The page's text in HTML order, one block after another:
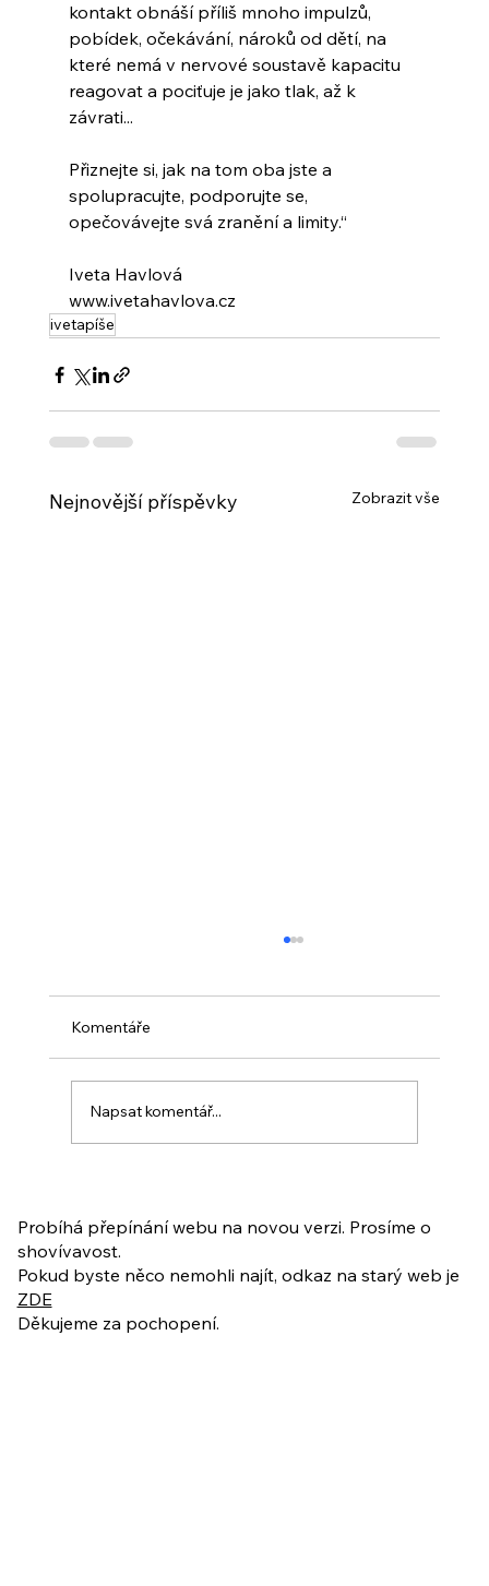
kontakt obnáší příliš mnoho impulzů,
pobídek, očekávání, nároků od dětí, na
které nemá v nervové soustavě kapacitu
reagovat a pociťuje je jako tlak, až k
závrati...
Přiznejte si, jak na tom oba jste a
spolupracujte, podporujte se,
opečovávejte svá zranění a limity.“
Iveta Havlová
www.ivetahavlova.cz
ivetapíše
Nejnovější příspěvky Zobrazit vše
ukázkové lekce
Komentáře
Napsat komentář...
Probíhá přepínání webu na novou verzi. Prosíme o
shovívavost.
Pokud byste něco nemohli najít, odkaz na starý web je
ZDE
Děkujeme za pochopení.